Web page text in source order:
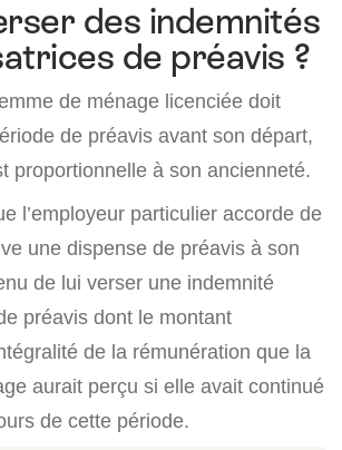
des indemnités
de préavis ?
de ménage licenciée doit
de préavis avant son départ,
proportionnelle à son ancienneté.
l’employeur particulier accorde de
une dispense de préavis à son
de lui verser une indemnité
préavis dont le montant
de la rémunération que la
aurait perçu si elle avait continué
de cette période.